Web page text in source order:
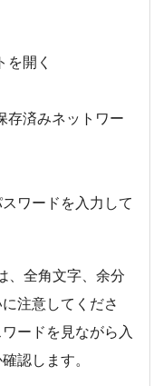
を開く
存済みネットワー
ワードを入力して
、全角文字、余分
注意してくださ
ードを見ながら入
認します。